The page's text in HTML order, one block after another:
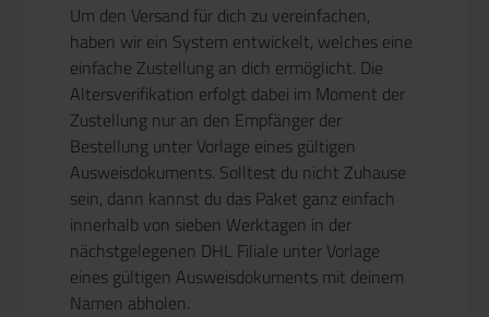
Um den Versand für dich zu vereinfachen,
haben wir ein System entwickelt, welches eine
einfache Zustellung an dich ermöglicht. Die
Altersverifikation erfolgt dabei im Moment der
Zustellung nur an den Empfänger der
Bestellung unter Vorlage eines gültigen
Ausweisdokuments. Solltest du nicht Zuhause
sein, dann kannst du das Paket ganz einfach
innerhalb von sieben Werktagen in der
nächstgelegenen DHL Filiale unter Vorlage
eines gültigen Ausweisdokuments mit deinem
Namen abholen.